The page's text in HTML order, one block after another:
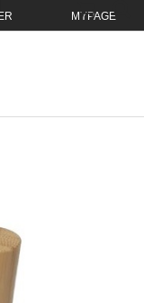
MYPAGE